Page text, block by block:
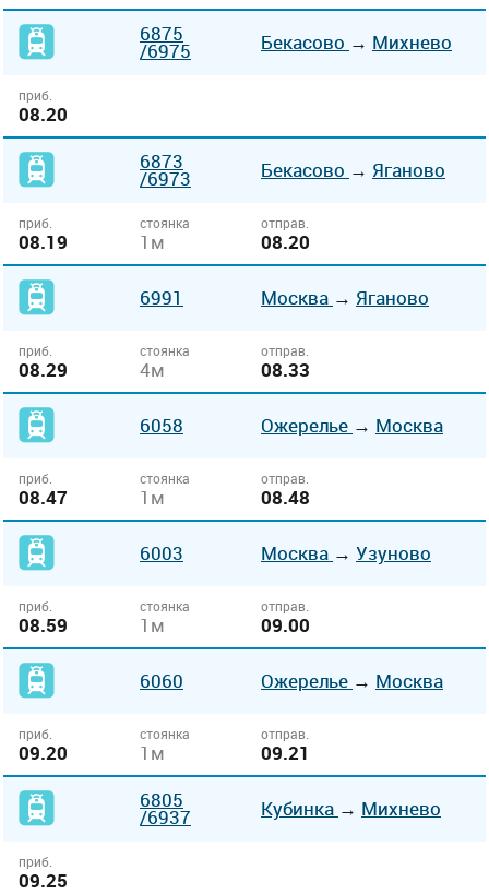
6875
/6975 Бекасово → Михнево
приб.
08.20
6873
/6973 Бекасово → Яганово
приб.
08.19
стоянка
1м
отправ.
08.20
6991 Москва → Яганово
приб.
08.29
стоянка
4м
отправ.
08.33
6058 Ожерелье → Москва
приб.
08.47
стоянка
1м
отправ.
08.48
6003 Москва → Узуново
приб.
08.59
стоянка
1м
отправ.
09.00
6060 Ожерелье → Москва
приб.
09.20
стоянка
1м
отправ.
09.21
6805
/6937 Кубинка → Михнево
приб.
09.25